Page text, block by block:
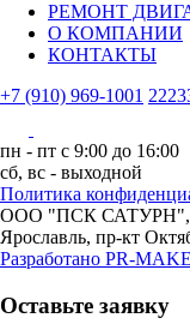
РЕМОНТ
О КОМПАНИИ
КОНТАКТЫ
+7 (910) 969-1001
пн - пт с 9:00 до 16:00
сб, вс - выходной
Политика
ООО "ПСК САТУРН",
Ярославль, пр-кт
Разработано PR-
Оставьте заявку